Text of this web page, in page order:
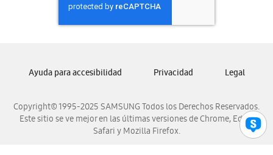
Samsung Nicaragua
Samsung Panamá
Samsung Venezuela
Copyright© 1995-2025 SAMSUNG Todos los Derechos Reservados.
Este sitio se ve mejor en las últimas versiones de Chrome, Edge,
Safari y Mozilla Firefox.
Ayuda para accesibilidad Privacidad Legal